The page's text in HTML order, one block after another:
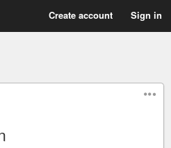
Create account Sign in